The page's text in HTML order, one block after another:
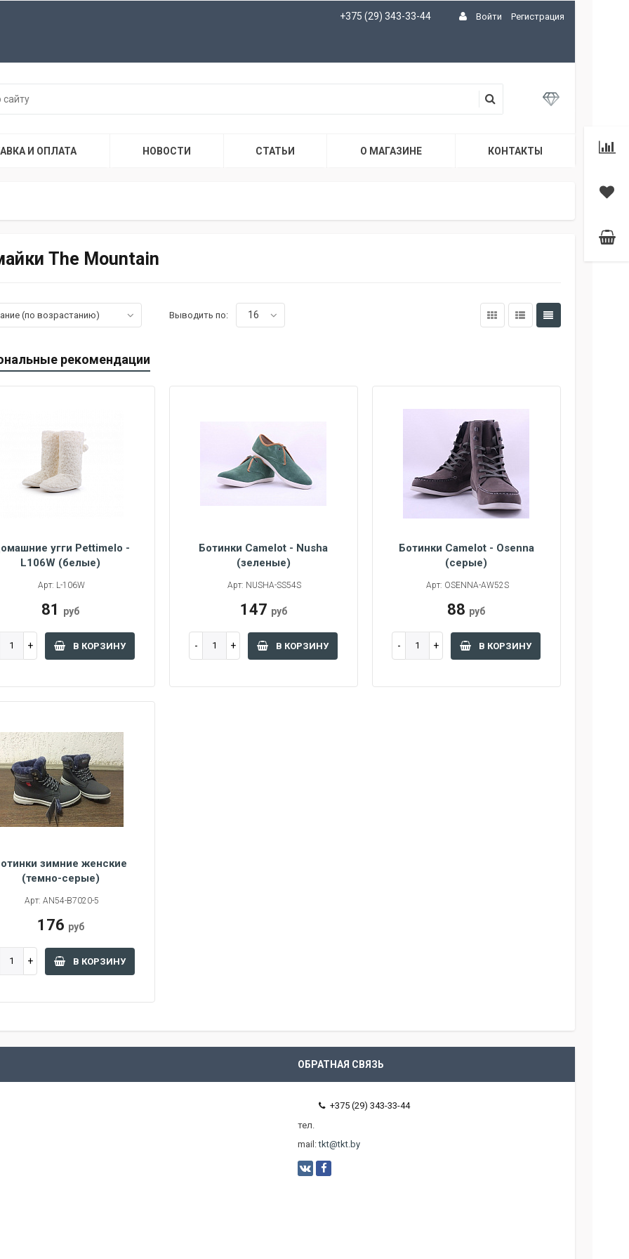
+375 (29) 343-33-44 Войти Регистрация
И ОПЛАТА НОВОСТИ СТАТЬИ О МАГАЗИНЕ КОНТАКТЫ
The Mountain
(по возрастанию) Выводить по: 16
рекомендации
угги Pettimelo -
L106W (белые)
Арт: L-106W
81 руб
В КОРЗИНУ
Ботинки Camelot - Nusha
(зеленые)
Арт: NUSHA-SS54S
147 руб
В КОРЗИНУ
Ботинки Camelot - Osenna
(серые)
Арт: OSENNA-AW52S
88 руб
В КОРЗИНУ
зимние женские
(темно-серые)
Арт: AN54-B7020-5
176 руб
В КОРЗИНУ
ОБРАТНАЯ СВЯЗЬ
тел.
+375 (29) 343-33-44
mail:tkt@tkt.by